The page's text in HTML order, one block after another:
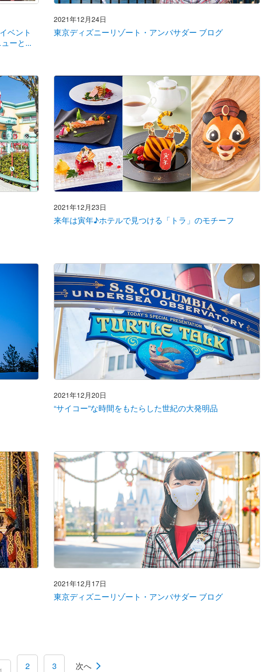
ベント
ーと...
2021年12月24日
東京ディズニーリゾート・アンバサダー ブログ
2021年12月23日
来年は寅年♪ホテルで見つける「トラ」のモチーフ
2021年12月20日
“サイコー”な時間をもたらした世紀の大発明品
2021年12月17日
東京ディズニーリゾート・アンバサダー ブログ
2 3 次へ